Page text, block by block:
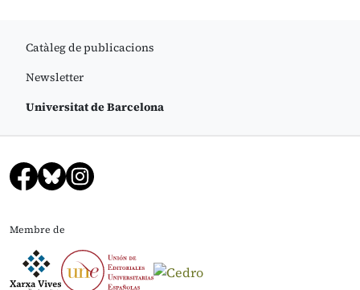
Catàleg de publicacions
Newsletter
Universitat de Barcelona
Membre de